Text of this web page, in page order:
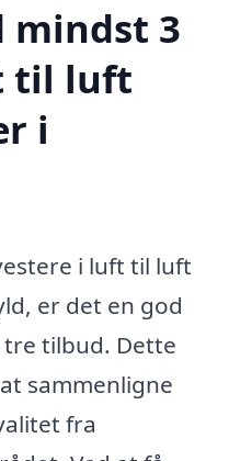
3
til luft
i
i luft til luft
er det en god
tilbud. Dette
sammenligne
fra